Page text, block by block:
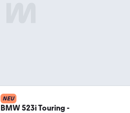
NEU
BMW 523i Touring -